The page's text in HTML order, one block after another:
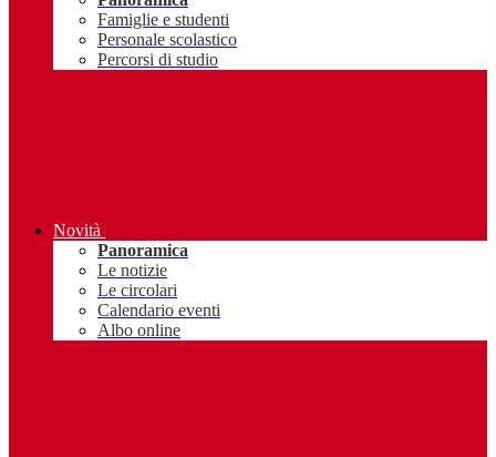
Famiglie e studenti
Personale scolastico
Percorsi di studio
Novità
Panoramica
Le notizie
Le circolari
Calendario eventi
Albo online